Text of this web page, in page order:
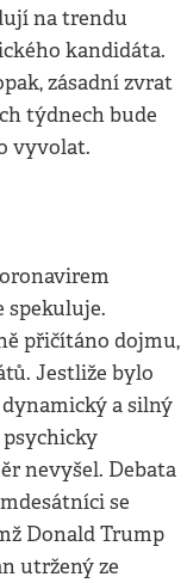
na trendu
kandidáta.
zásadní zvrat
týdnech bude
vyvolat.
spekuluje.
přičítáno dojmu,
Jestliže bylo
a silný
nevyšel. Debata
se
Donald Trump
utržený ze